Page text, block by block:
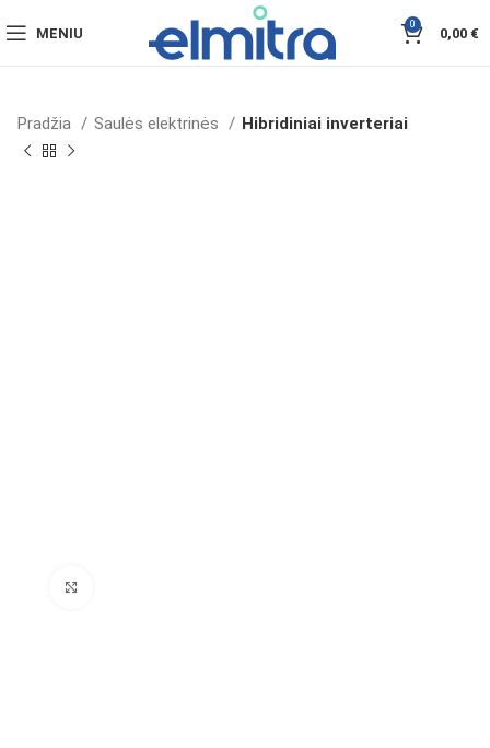
MENIU
0
0,00 €
Pradžia Saulės elektrinės Hibridiniai inverteriai